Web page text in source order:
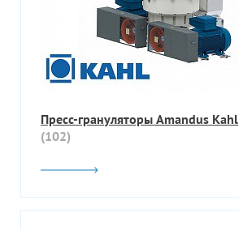
Пресс-грануляторы Amandus Kahl
(102)